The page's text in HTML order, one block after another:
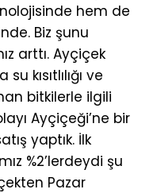
hem de
Biz şunu
arttı. Ayçiçek
kısıtlılığı ve
bitkilerle ilgili
Ayçiçeği’ne bir
yaptık. İlk
%2’lerdeydi şu
Pazar